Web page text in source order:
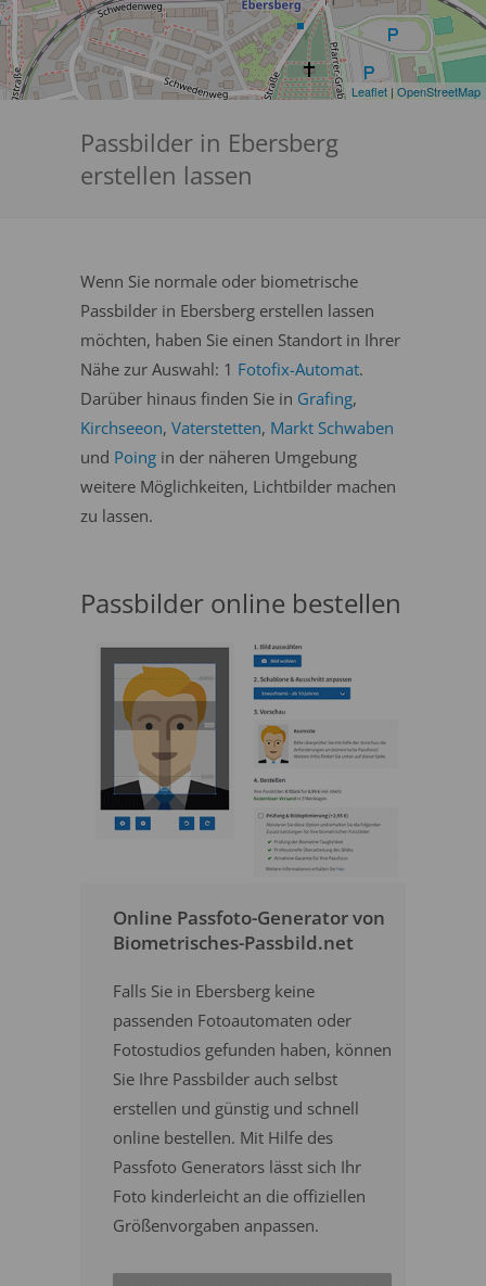
Leaflet | OpenStreetMap
Passbilder in Ebersberg
erstellen lassen
Wenn Sie normale oder biometrische
Passbilder in Ebersberg erstellen lassen
möchten, haben Sie einen Standort in Ihrer
Nähe zur Auswahl: 1 Fotofix-Automat.
Darüber hinaus finden Sie in Grafing,
Kirchseeon, Vaterstetten, Markt Schwaben
und Poing in der näheren Umgebung
weitere Möglichkeiten, Lichtbilder machen
zu lassen.
Passbilder online bestellen
Online Passfoto-Generator von
Biometrisches-Passbild.net
Falls Sie in Ebersberg keine
passenden Fotoautomaten oder
Fotostudios gefunden haben, können
Sie Ihre Passbilder auch selbst
erstellen und günstig und schnell
online bestellen. Mit Hilfe des
Passfoto Generators lässt sich Ihr
Foto kinderleicht an die offiziellen
Größenvorgaben anpassen.